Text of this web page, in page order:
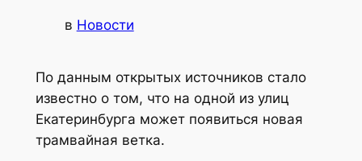
в Новости
По данным открытых источников стало
известно о том, что на одной из улиц
Екатеринбурга может появиться новая
трамвайная ветка.